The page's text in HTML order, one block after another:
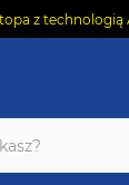
z technologią